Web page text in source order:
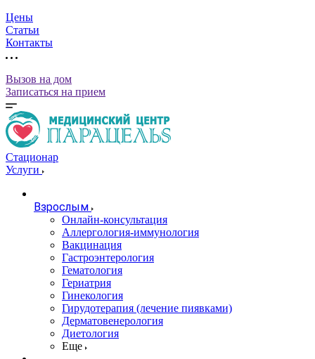
Цены
Статьи
Контакты
Вызов на дом
Записаться на прием
Стационар
Услуги
Взрослым
Онлайн-консультация
Аллергология-иммунология
Вакцинация
Гастроэнтерология
Гематология
Гериатрия
Гинекология
Гирудотерапия (лечение пиявками)
Дерматовенерология
Диетология
Еще